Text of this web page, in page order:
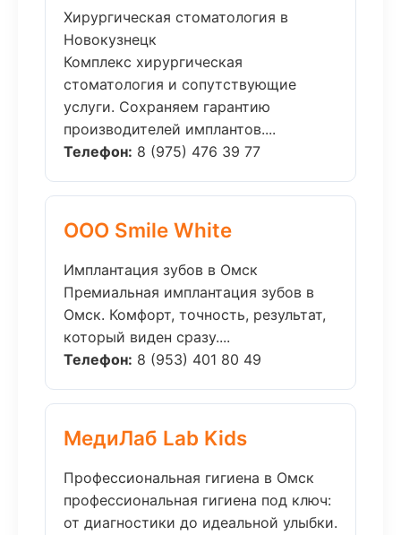
Хирургическая стоматология в
Новокузнецк
Комплекс хирургическая
стоматология и сопутствующие
услуги. Сохраняем гарантию
производителей имплантов....
Телефон: 8 (975) 476 39 77
ООО Smile White
Имплантация зубов в Омск
Премиальная имплантация зубов в
Омск. Комфорт, точность, результат,
который виден сразу....
Телефон: 8 (953) 401 80 49
МедиЛаб Lab Kids
Профессиональная гигиена в Омск
профессиональная гигиена под ключ:
от диагностики до идеальной улыбки.